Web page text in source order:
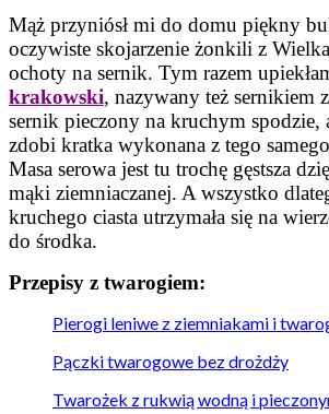
Mąż przyniósł mi do domu piękny
oczywiste skojarzenie żonkili z
ochoty na sernik. Tym razem
krakowski, nazywany też sernikiem
sernik pieczony na kruchym spodzie,
zdobi kratka wykonana z tego
Masa serowa jest tu trochę gęstsza
mąki ziemniaczanej. A wszystko
kruchego ciasta utrzymała się na
do środka.
Przepisy z twarogiem:
Pierogi leniwe z ziemniakami i
Pączki twarogowe bez drożdży
Twarożek z rukwią wodną i